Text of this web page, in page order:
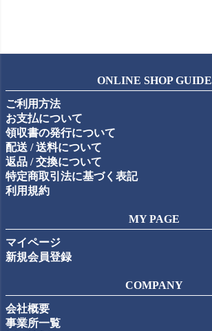
ONLINE SHOP GUIDE
ご利用方法
お支払について
領収書の発行について
配送 / 送料について
返品 / 交換について
特定商取引法に基づく表記
利用規約
MY PAGE
マイページ
新規会員登録
COMPANY
会社概要
事業所一覧